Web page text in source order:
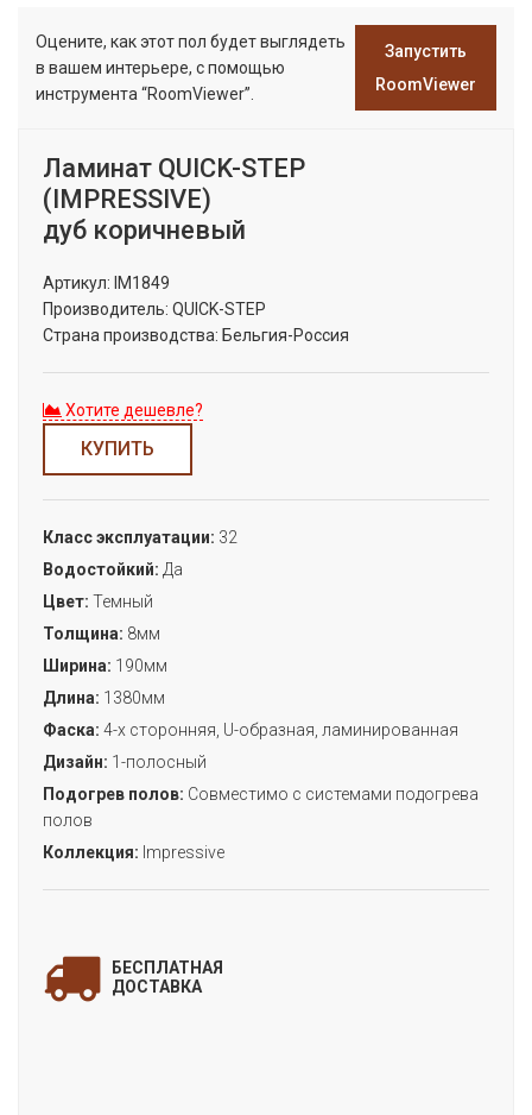
Оцените, как этот пол будет выглядеть
в вашем интерьере, с помощью
инструмента “RoomViewer”.
Запустить
RoomViewer
Ламинат QUICK-STEP
(IMPRESSIVE)
дуб коричневый
Артикул: IM1849
Производитель: QUICK-STEP
Страна производства: Бельгия-Россия
Хотите дешевле?
КУПИТЬ
Класс эксплуатации: 32
Водостойкий: Да
Цвет: Темный
Толщина: 8мм
Ширина: 190мм
Длина: 1380мм
Фаска: 4-х сторонняя, U-образная, ламинированная
Дизайн: 1-полосный
Подогрев полов: Совместимо с системами подогрева
полов
Коллекция: Impressive
БЕСПЛАТНАЯ
ДОСТАВКА
для уточнения деталей заказа!